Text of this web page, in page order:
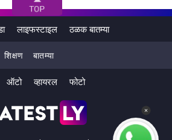
ची प्रतिमा साकारण्यात आली होती.
लाइफस्टाइल ठळक बातम्या
शिक्षण बातम्या
ऑटो व्हायरल फोटो